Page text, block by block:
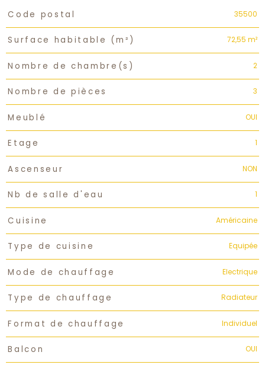
Caractéristiques Valeurs
Code postal 35500
Surface habitable (m²) 72,55 m²
Nombre de chambre(s) 2
Nombre de pièces 3
Meublé OUI
Etage 1
Ascenseur NON
Nb de salle d'eau 1
Cuisine Américaine
Type de cuisine Equipée
Mode de chauffage Electrique
Type de chauffage Radiateur
Format de chauffage Individuel
Balcon OUI